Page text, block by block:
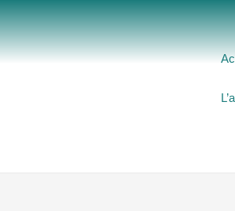
Aller
au
contenu